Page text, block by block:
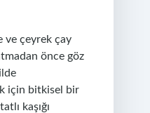
ve çeyrek çay
önce göz
için bitkisel bir
kaşığı